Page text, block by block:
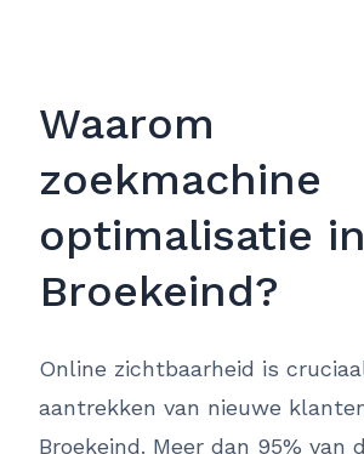
Waarom
zoekmachine
optimalisatie in
Broekeind?
Online zichtbaarheid is
aantrekken van nieuwe
Broekeind. Meer dan 95% van